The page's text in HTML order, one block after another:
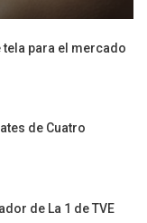
para el mercado
de Cuatro
de La 1 de TVE